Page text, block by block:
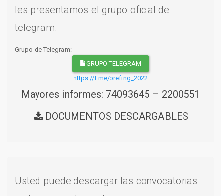
les presentamos el grupo oficial de
telegram.
Grupo de Telegram:
GRUPO TELEGRAM
https://t.me/prefing_2022
Mayores informes: 74093645 – 2200551
DOCUMENTOS DESCARGABLES
Usted puede descargar las convocatorias